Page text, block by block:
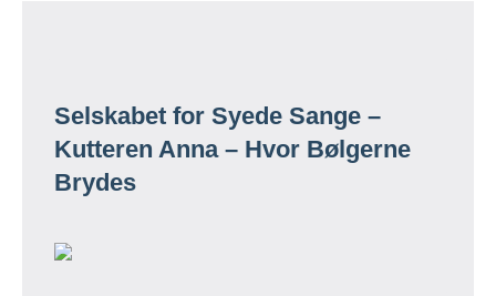
Selskabet for Syede Sange –
Kutteren Anna – Hvor Bølgerne
Brydes